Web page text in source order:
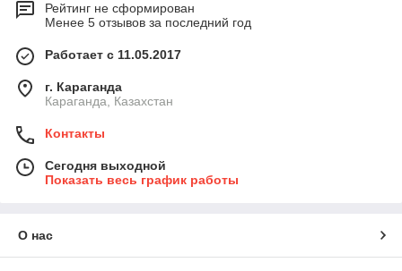
Рейтинг не сформирован
Менее 5 отзывов за последний год
Работает с 11.05.2017
г. Караганда
Караганда, Казахстан
Контакты
Сегодня выходной
Показать весь график работы
О нас